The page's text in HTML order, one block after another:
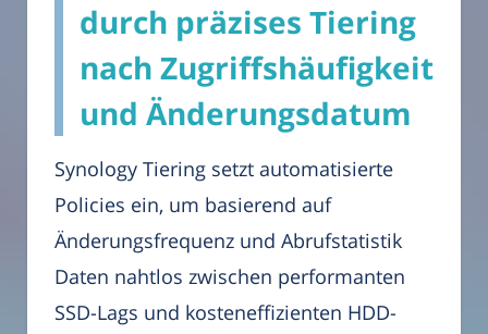
durch präzises Tiering
nach Zugriffshäufigkeit
und Änderungsdatum
Synology Tiering setzt automatisierte
Policies ein, um basierend auf
Änderungsfrequenz und Abrufstatistik
Daten nahtlos zwischen performanten
SSD-Lags und kosteneffizienten HDD-